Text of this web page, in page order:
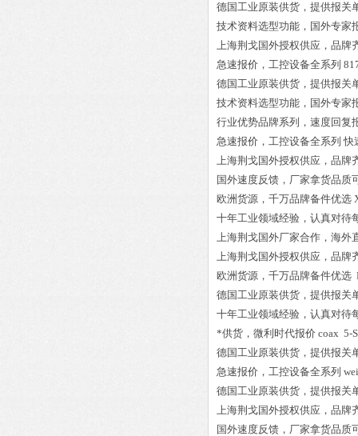
德国工业原装供货，提供报关
技术资料选型功能，国外专家
上海荆戈国外授权供应，品牌
急速报价，工控设备全系列
德国工业原装供货，提供报关
技术资料选型功能，国外专家
行业优势品牌系列，速度回复
急速报价，工控设备全系列 快
上海荆戈国外授权供应，品牌
国外速度反馈，厂家拿货品质
欧洲货源，千万品牌备件优选
十年工业领域经验，认真对待
上海荆戈国外厂家合作，海外
上海荆戈国外授权供应，品牌
欧洲货源，千万品牌备件优选
德国工业原装供货，提供报关
十年工业领域经验，认真对待
*供货，微利时代报价 coax 5-
德国工业原装供货，提供报关
急速报价，工控设备全系列
德国工业原装供货，提供报关
上海荆戈国外授权供应，品牌
国外速度反馈，厂家拿货品质